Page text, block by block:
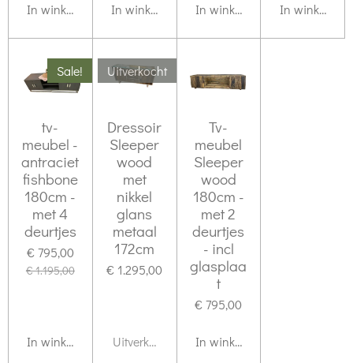
In winkelwagenIn winkelwagenIn winkelwagen In
Sale!
tv-
meubel -
antraciet
fishbone
180cm -
met 4
deurtjes
€ 795,00
€ 1.195,00
In winkelwagen
Uitverkocht
Dressoir
Sleeper
wood
met
nikkel
glans
metaal
172cm
€ 1.295,00
Uitverkocht
Tv-
meubel
Sleeper
wood
180cm -
met 2
deurtjes
- incl
glasplaa
t
€ 795,00
In winkelwagen